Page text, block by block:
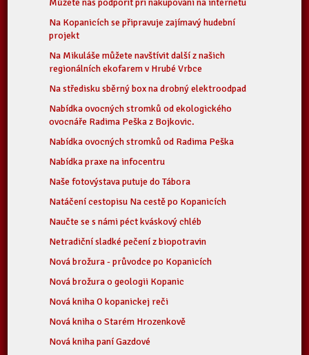
Můžete nás podpořit při nakupování na internetu
Na Kopanicích se připravuje zajímavý hudební
projekt
Na Mikuláše můžete navštívit další z našich
regionálních ekofarem v Hrubé Vrbce
Na středisku sběrný box na drobný elektroodpad
Nabídka ovocných stromků od ekologického
ovocnáře Radima Peška z Bojkovic.
Nabídka ovocných stromků od Radima Peška
Nabídka praxe na infocentru
Naše fotovýstava putuje do Tábora
Natáčení cestopisu Na cestě po Kopanicích
Naučte se s námi péct kváskový chléb
Netradiční sladké pečení z biopotravin
Nová brožura - průvodce po Kopanicích
Nová brožura o geologii Kopanic
Nová kniha O kopanickej reči
Nová kniha o Starém Hrozenkově
Nová kniha paní Gazdové